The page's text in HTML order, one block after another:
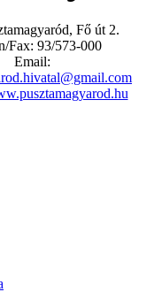
Fő út 2.
Fax: 93/573-000
Email: